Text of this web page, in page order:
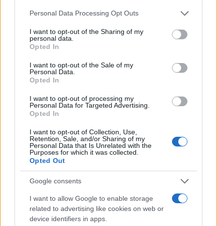
Please note that this website/app uses one or more Google
not limited to your visit or usage behaviour. You may click to
grant or deny consent to Google and its third-party tags to
use your data for below specified purposes in below Google
consent section.
Personal Data Processing Opt Outs
I want to opt-out of the Sharing of my
personal data.
Opted In
I want to opt-out of the Sale of my
Personal Data.
Opted In
I want to opt-out of processing my
Personal Data for Targeted Advertising.
Opted In
I want to opt-out of Collection, Use,
Retention, Sale, and/or Sharing of my
Personal Data that Is Unrelated with the
Purposes for which it was collected.
Opted Out
Google consents
I want to allow Google to enable storage
related to advertising like cookies on web or
device identifiers in apps.
ενημερωθείτε πρώτοι για όλη την ειδησεογραφία και τα
Πιο δημοφιλή
Έφυγαν οι συνεργάτες, μένει η Μαρία
Καρυστιανού - Η επόμενη μέρα για την
Συγκίνηση στο τελευταίο αντίο στον Λάκη
Χαλκιά: Με την «Φάμπρικα», λαούτο και
κλαρίνα αποχαιρέτησαν την εμβληματική
φωνή της μεταπολίτευσης
Ο Κώστας Σαμαράς δημοσίευσε μία παιδική
φωτογραφία για την επέτειο θανάτου της
αδελφής του, Λένας
Ποιος είναι ο ελληνοκύπριος Sir Ντέμης
Χασάμπης: Από το σκάκι, στο Νόμπελ